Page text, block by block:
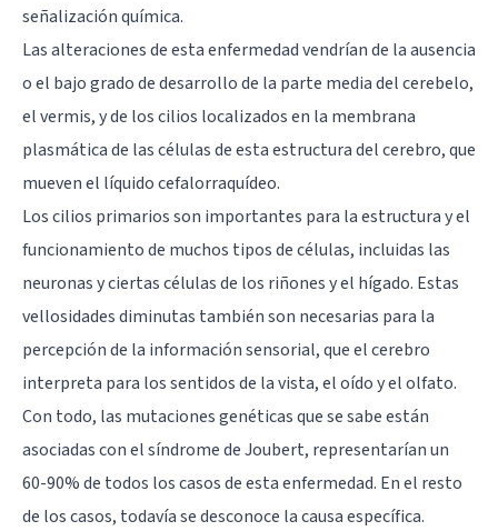
señalización química.
Las alteraciones de esta enfermedad vendrían de la ausencia
o el bajo grado de desarrollo de la parte media del cerebelo,
el vermis, y de los cilios localizados en la membrana
plasmática de las células de esta estructura del cerebro, que
mueven el líquido cefalorraquídeo.
Los cilios primarios son importantes para la estructura y el
funcionamiento de muchos tipos de células, incluidas las
neuronas y ciertas células de los riñones y el hígado. Estas
vellosidades diminutas también son necesarias para la
percepción de la información sensorial, que el cerebro
interpreta para los sentidos de la vista, el oído y el olfato.
Con todo, las mutaciones genéticas que se sabe están
asociadas con el síndrome de Joubert, representarían un
60-90% de todos los casos de esta enfermedad. En el resto
de los casos, todavía se desconoce la causa específica.